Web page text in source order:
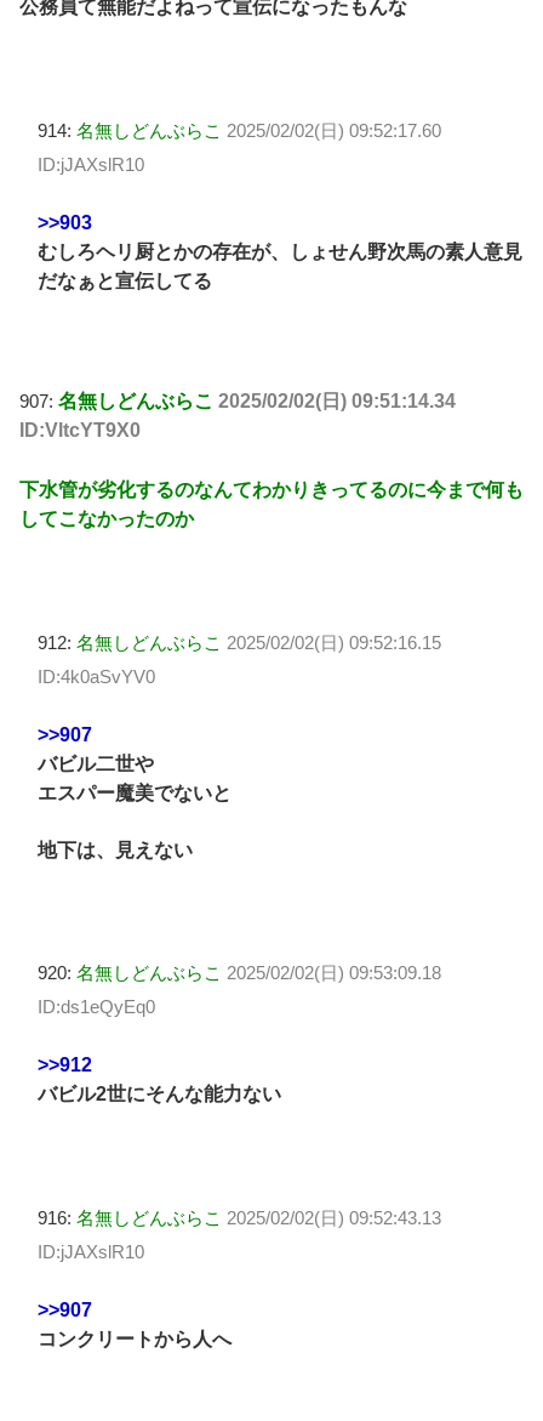
公務員て無能だよねって宣伝になったもんな
914: 名無しどんぶらこ 2025/02/02(日) 09:52:17.60
ID:jJAXslR10
>>903
むしろヘリ厨とかの存在が、しょせん野次馬の素人意見
だなぁと宣伝してる
907: 名無しどんぶらこ 2025/02/02(日) 09:51:14.34
ID:VltcYT9X0
下水管が劣化するのなんてわかりきってるのに今まで何も
してこなかったのか
912: 名無しどんぶらこ 2025/02/02(日) 09:52:16.15
ID:4k0aSvYV0
>>907
バビル二世や
エスパー魔美でないと
地下は、見えない
920: 名無しどんぶらこ 2025/02/02(日) 09:53:09.18
ID:ds1eQyEq0
>>912
バビル2世にそんな能力ない
916: 名無しどんぶらこ 2025/02/02(日) 09:52:43.13
ID:jJAXslR10
>>907
コンクリートから人へ